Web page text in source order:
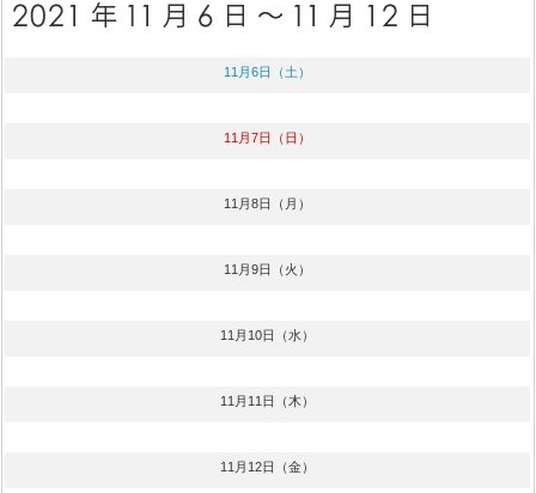
11月6日（土）
11月7日（日）
11月8日（月）
11月9日（火）
11月10日（水）
11月11日（木）
11月12日（金）